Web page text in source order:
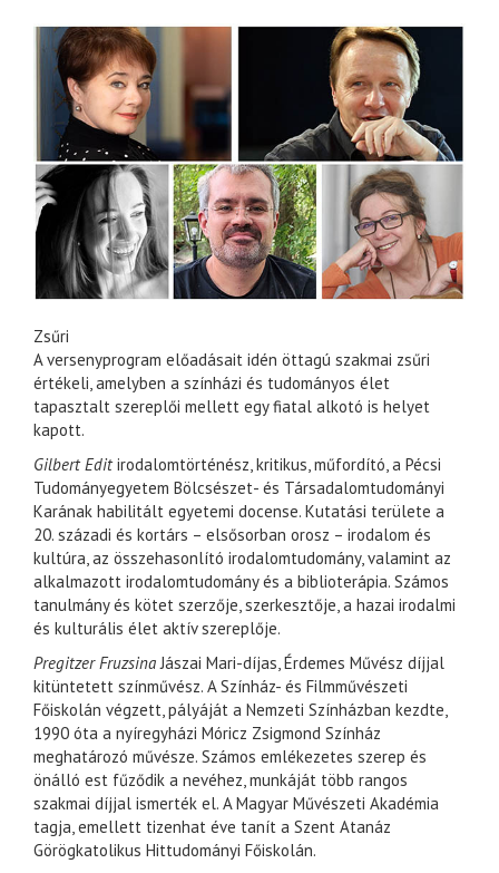
Zsűri
A versenyprogram előadásait idén öttagú szakmai zsűri
értékeli, amelyben a színházi és tudományos élet
tapasztalt szereplői mellett egy fiatal alkotó is helyet
kapott.
Gilbert Editirodalomtörténész, kritikus, műfordító, a Pécsi
Tudományegyetem Bölcsészet- és Társadalomtudományi
Karának habilitált egyetemi docense. Kutatási területe a
20. századi és kortárs – elsősorban orosz – irodalom és
kultúra, az összehasonlító irodalomtudomány, valamint az
alkalmazott irodalomtudomány és a biblioterápia. Számos
tanulmány és kötet szerzője, szerkesztője, a hazai irodalmi
és kulturális élet aktív szereplője.
Pregitzer FruzsinaJászai Mari-díjas, Érdemes Művész díjjal
kitüntetett színművész. A Színház- és Filmművészeti
Főiskolán végzett, pályáját a Nemzeti Színházban kezdte,
1990 óta a nyíregyházi Móricz Zsigmond Színház
meghatározó művésze. Számos emlékezetes szerep és
önálló est fűződik a nevéhez, munkáját több rangos
szakmai díjjal ismerték el. A Magyar Művészeti Akadémia
tagja, emellett tizenhat éve tanít a Szent Atanáz
Görögkatolikus Hittudományi Főiskolán.